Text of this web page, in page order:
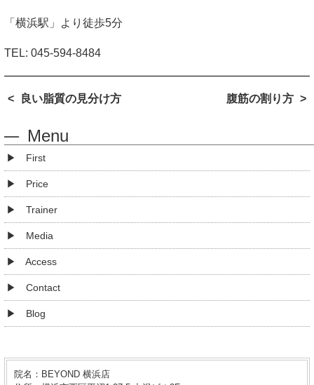
院名：BEYOND 横浜店
「横浜駅」より徒歩5分
TEL: 045-594-8484
良い脂質の見分け方 腹筋の割り方
Menu
First
Price
Trainer
Media
Access
Contact
Blog